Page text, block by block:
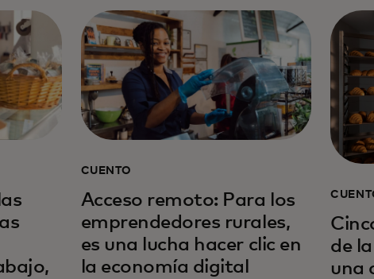
CUENTO
Acceso remoto: Para los
emprendedores rurales,
es una lucha hacer clic en
la economía digital
de
una